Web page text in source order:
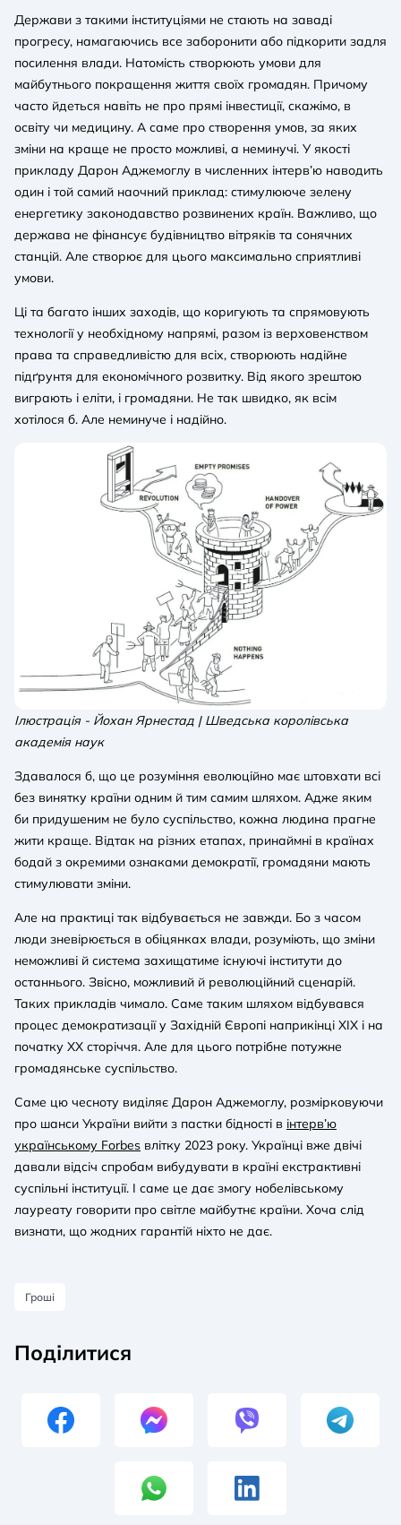
Держави з такими інституціями не стають на заваді
прогресу, намагаючись все заборонити або підкорити задля
посилення влади. Натомість створюють умови для
майбутнього покращення життя своїх громадян. Причому
часто йдеться навіть не про прямі інвестиції, скажімо, в
освіту чи медицину. А саме про створення умов, за яких
зміни на краще не просто можливі, а неминучі. У якості
прикладу Дарон Аджемоглу в численних інтерв’ю наводить
один і той самий наочний приклад: стимулююче зелену
енергетику законодавство розвинених країн. Важливо, що
держава не фінансує будівництво вітряків та сонячних
станцій. Але створює для цього максимально сприятливі
умови.
Ці та багато інших заходів, що коригують та спрямовують
технології у необхідному напрямі, разом із верховенством
права та справедливістю для всіх, створюють надійне
підґрунтя для економічного розвитку. Від якого зрештою
виграють і еліти, і громадяни. Не так швидко, як всім
хотілося б. Але неминуче і надійно.
Ілюстрація - Йохан Ярнестад | Шведська королівська
академія наук
Здавалося б, що це розуміння еволюційно має штовхати всі
без винятку країни одним й тим самим шляхом. Адже яким
би придушеним не було суспільство, кожна людина прагне
жити краще. Відтак на різних етапах, принаймні в країнах
бодай з окремими ознаками демократії, громадяни мають
стимулювати зміни.
Але на практиці так відбувається не завжди. Бо з часом
люди зневірюється в обіцянках влади, розуміють, що зміни
неможливі й система захищатиме існуючі інститути до
останнього. Звісно, можливий й революційний сценарій.
Таких прикладів чимало. Саме таким шляхом відбувався
процес демократизації у Західній Європі наприкінці ХІХ і на
початку ХХ сторіччя. Але для цього потрібне потужне
громадянське суспільство.
Саме цю чесноту виділяє Дарон Аджемоглу, розмірковуючи
про шанси України вийти з пастки бідності в інтерв’ю
українському Forbes влітку 2023 року. Українці вже двічі
давали відсіч спробам вибудувати в країні екстрактивні
суспільні інституції. І саме це дає змогу нобелівському
лауреату говорити про світле майбутнє країни. Хоча слід
визнати, що жодних гарантій ніхто не дає.
Гроші
Поділитися